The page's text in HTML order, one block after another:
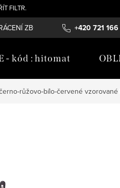
FILTR.
+420 721
ZBOŽÍ , REKLAMAČNÍ ŘÁD,
- kód : hitomat
růžovo-bílo-červené